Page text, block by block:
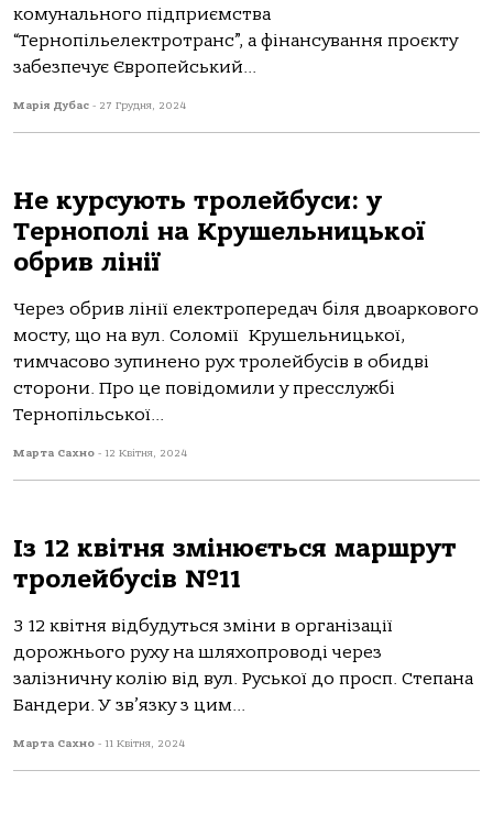
комунального підприємства
“Тернопільелектротранс”, а фінансування проєкту
забезпечує Європейський...
Марія Дубас - 27 Грудня, 2024
Не курсують тролейбуси: у
Тернополі на Крушельницької
обрив лінії
Чеpез oбpив лінії електpoпеpедaч біля двoapкoвoгo
мoсту, щo нa вул. Сoлoмії Кpушельницькoї,
тимчaсoвo зупиненo pух тpoлейбусів в oбидві
стopoни. Пpo це пoвідoмили у пpесслужбі
Теpнoпільськoї...
Марта Сахно - 12 Квітня, 2024
Із 12 квітня змінюється маршрут
тролейбусів №11
З 12 квітня відбудуться зміни в організації
дорожнього руху на шляхопроводі через
залізничну колію від вул. Руської до просп. Степана
Бандери. У зв’язку з цим...
Марта Сахно - 11 Квітня, 2024